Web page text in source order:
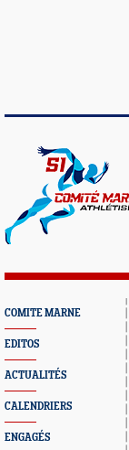
COMITE MARNE
EDITOS
ACTUALITÉS
CALENDRIERS
ENGAGÉS